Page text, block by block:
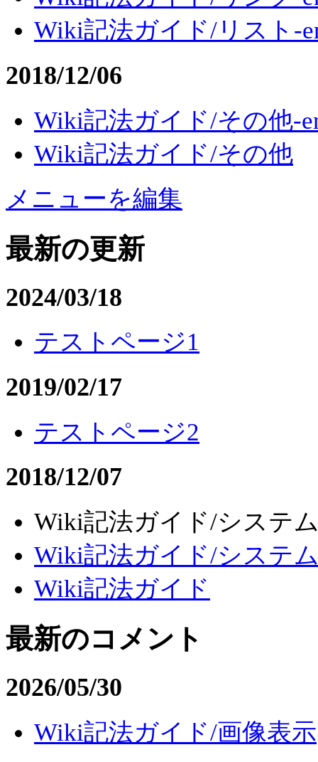
Wiki記法ガイド/リスト-
2018/12/06
Wiki記法ガイド/その他-
Wiki記法ガイド/その他
メニューを編集
最新の更新
2024/03/18
テストページ1
2019/02/17
テストページ2
2018/12/07
Wiki記法ガイド/システ
Wiki記法ガイド/システ
Wiki記法ガイド
最新のコメント
2026/05/30
Wiki記法ガイド/画像表示